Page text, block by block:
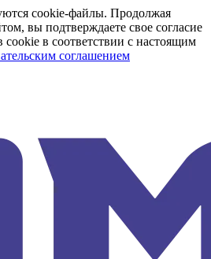
cookie-файлы. Продолжая
вы подтверждаете свое согласие
cookie в соответствии с настоящим
соглашением